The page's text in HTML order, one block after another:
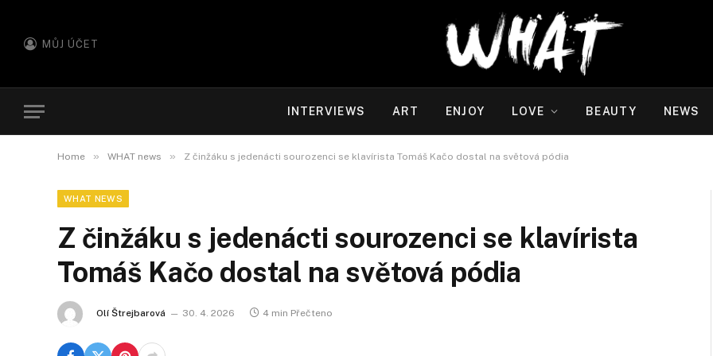
MŮJ ÚČET
INTERVIEWS ART ENJOY LOVE BEAUTY NEWS
Home » WHAT news » Z činžáku s jedenácti sourozenci se klavírista Tomáš Kačo dostal na světová pódia
WHAT NEWS
Z činžáku s jedenácti sourozenci se klavírista
Tomáš Kačo dostal na světová pódia
Olí Štrejbarová 30. 4. 2026 4 min Přečteno